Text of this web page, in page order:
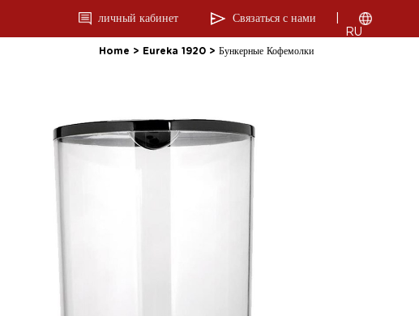
личный кабинет Связаться с нами
RU
Home > Eureka 1920 > Бункерные Кофемолки